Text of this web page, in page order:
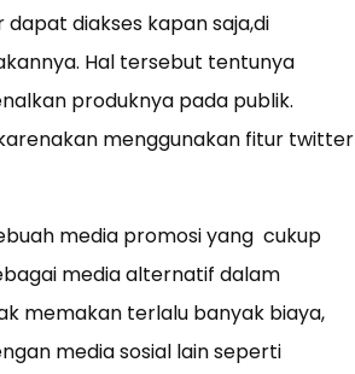
diakses kapan saja,di
Hal tersebut tentunya
produknya pada publik.
menggunakan fitur twitter
media promosi yang cukup
media alternatif dalam
memakan terlalu banyak biaya,
media sosial lain seperti